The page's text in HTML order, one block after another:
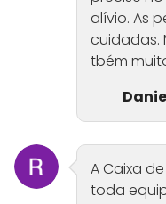
alívio. As
cuidadas.
tbém
A Caixa
toda